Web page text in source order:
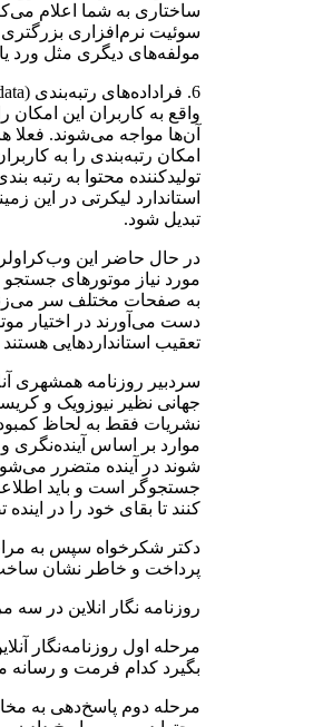
ساختاری به شما اعلام
سوئیت نرم‌افزاری
مولفه‌های دیگری مثل
واقع به کاربران این امکان
آن‌ها مواجه می‌شوند. فعلا
امکان رتبه‌بندی را به
تولیدکننده محتوا به رتبه
استاندارد لیکرتی در این
تبدیل شود.
در حال حاضر این
مورد نیاز موتورهای
به صفحات مختلف سر می‌زنند
دست می‌آورند در اختیار
تعقیب استانداردهایی
سردبیر روزنامه همشهری
جهانی نظیر نیوزویک و
نشریات فقط به لحاظ
موارد بر اساس
شوند در آینده متضرر
جستجوگر است و باید
کنند تا بقای خود را در
دکتر شکرخواه سپس به
پرداخت و خاطر نشان
روزنامه نگار انلاین در سه
مرحله اول روزنامه‌نگار
بگیرد کدام فرمت و رسانه
مرحله دوم پاسخ‌دهی به